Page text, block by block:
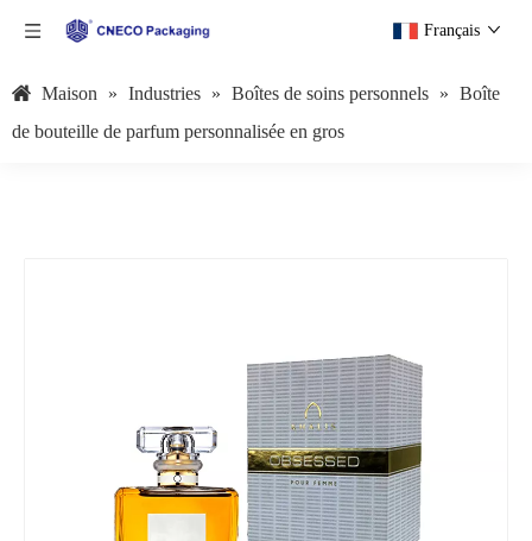
Français
Maison » Industries » Boîtes de soins personnels » Boîte
de bouteille de parfum personnalisée en gros